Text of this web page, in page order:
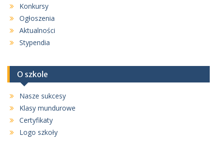
Konkursy
Ogłoszenia
Aktualności
Stypendia
O szkole
Nasze sukcesy
Klasy mundurowe
Certyfikaty
Logo szkoły